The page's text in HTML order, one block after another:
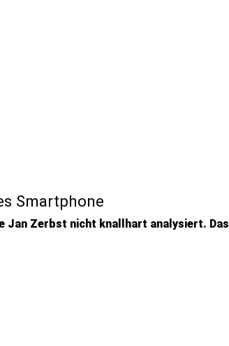
Smartphone
Jan Zerbst nicht knallhart analysiert. Das